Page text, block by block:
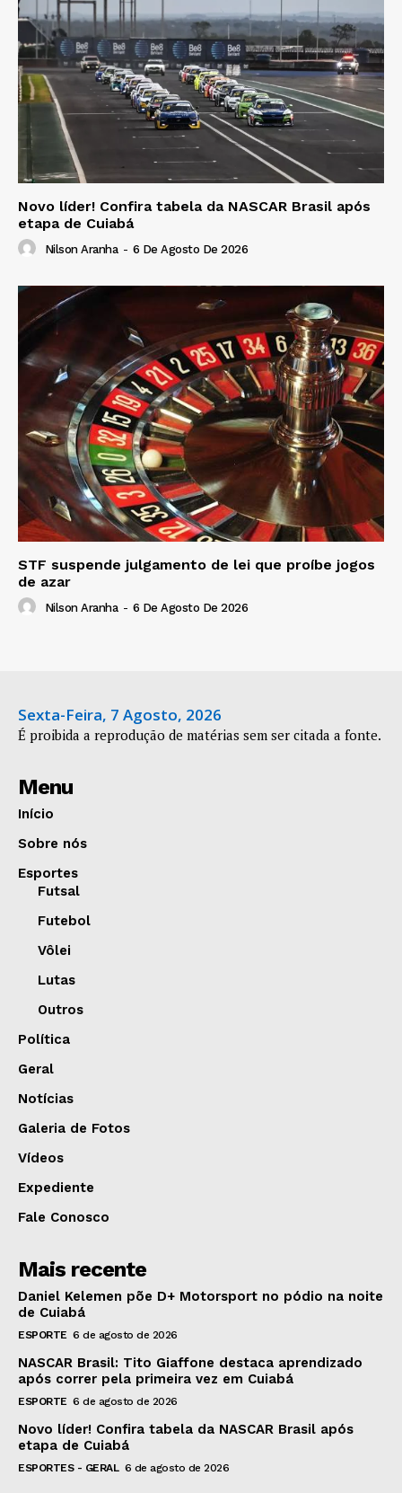
Novo líder! Confira tabela da NASCAR Brasil após
etapa de Cuiabá
Nilson Aranha - 6 De Agosto De 2026
STF suspende julgamento de lei que proíbe jogos
de azar
Nilson Aranha - 6 De Agosto De 2026
Sexta-Feira, 7 Agosto, 2026
É proibida a reprodução de matérias sem ser citada a fonte.
Menu
Início
Sobre nós
Esportes
Futsal
Futebol
Vôlei
Lutas
Outros
Política
Geral
Notícias
Galeria de Fotos
Vídeos
Expediente
Fale Conosco
Mais recente
Daniel Kelemen põe D+ Motorsport no pódio na noite
de Cuiabá
ESPORTE 6 de agosto de 2026
NASCAR Brasil: Tito Giaffone destaca aprendizado
após correr pela primeira vez em Cuiabá
ESPORTE 6 de agosto de 2026
Novo líder! Confira tabela da NASCAR Brasil após
etapa de Cuiabá
ESPORTES - GERAL 6 de agosto de 2026